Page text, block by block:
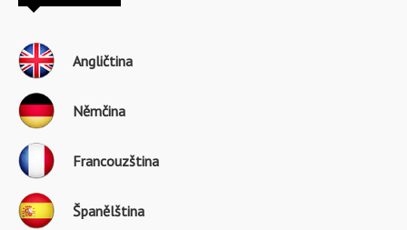
Angličtina
Němčina
Francouzština
Španělština